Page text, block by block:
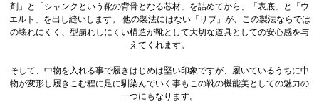
剤」と「シャンクという靴の背骨となる芯材」を詰めてから、
「表底」と「ウ
エルト」を出し縫いします。 他の製法にはない「リブ」が、この製法ならでは
の壊れにくく、 型崩れしにくい構造が靴として大切な道具としての安心感を与
えてくれます。
そして、中物を入れる事で履きはじめは堅い印象ですが、履いているうちに中
物が変形し 履きこむ程に足に馴染んでいく 事もこの靴の機能美としての魅力の
一つにもなります。